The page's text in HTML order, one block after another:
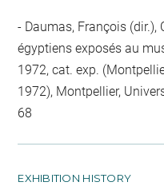
Daumas, François
égyptiens exposés au
1972, cat. exp.
1972), Montpellier,
68
EXHIBITION HISTORY